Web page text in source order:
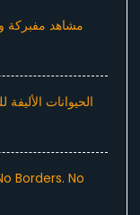
مشاهد مفبركة
الحيوانات
Borders. No